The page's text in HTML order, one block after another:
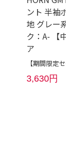
ント 半袖
地 グレー
ク：A- 【
ア
【期間限定
3,630円